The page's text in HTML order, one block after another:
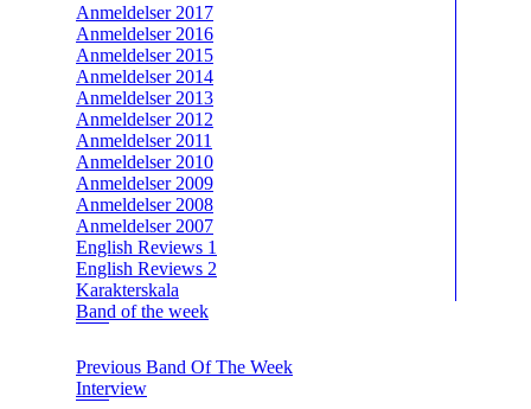
Anmeldelser 2017
Anmeldelser 2016
Anmeldelser 2015
Anmeldelser 2014
Anmeldelser 2013
Anmeldelser 2012
Anmeldelser 2011
Anmeldelser 2010
Anmeldelser 2009
Anmeldelser 2008
Anmeldelser 2007
English Reviews 1
English Reviews 2
Karakterskala
Band of the week
Previous Band Of The Week
Interview